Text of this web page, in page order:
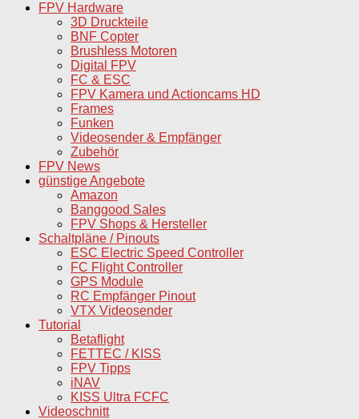
FPV Hardware
3D Druckteile
BNF Copter
Brushless Motoren
Digital FPV
FC & ESC
FPV Kamera und Actioncams HD
Frames
Funken
Videosender & Empfänger
Zubehör
FPV News
günstige Angebote
Amazon
Banggood Sales
FPV Shops & Hersteller
Schaltpläne / Pinouts
ESC Electric Speed Controller
FC Flight Controller
GPS Module
RC Empfänger Pinout
VTX Videosender
Tutorial
Betaflight
FETTEC / KISS
FPV Tipps
iNAV
KISS Ultra FCFC
Videoschnitt